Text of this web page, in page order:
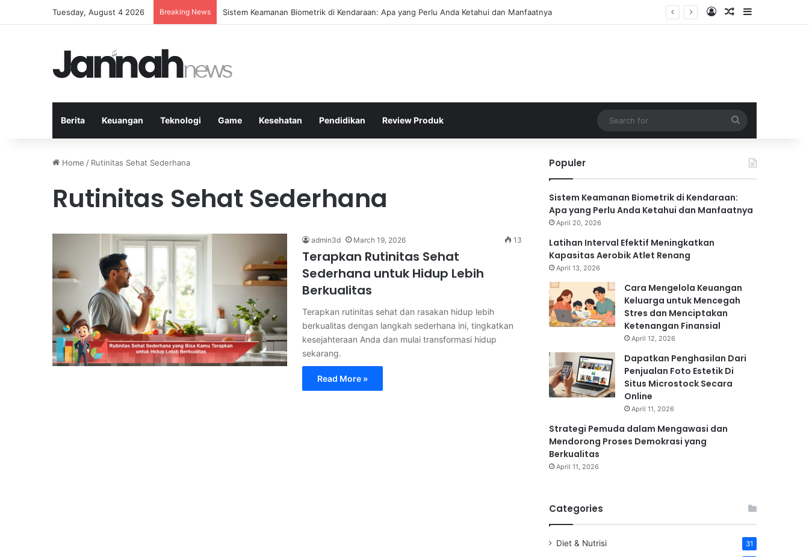
Tuesday, August 4 2026 Breaking News Latihan Interval Efektif Meningkatkan Kapasitas Aerobik Atlet Renang Log InRandom Article
Sidebar
Berita Keuangan Teknologi Game Kesehatan Pendidikan Review Produk
for
Home / Rutinitas Sehat Sederhana
Rutinitas Sehat Sederhana
admin3d March 19, 2026 13
Terapkan Rutinitas Sehat
Sederhana untuk Hidup Lebih
Berkualitas
Terapkan rutinitas sehat dan rasakan hidup lebih
berkualitas dengan langkah sederhana ini, tingkatkan
kesejahteraan Anda dan mulai transformasi hidup
sekarang.
Read More »
Populer
Sistem Keamanan Biometrik di Kendaraan:
Apa yang Perlu Anda Ketahui dan Manfaatnya
April 20, 2026
Latihan Interval Efektif Meningkatkan
Kapasitas Aerobik Atlet Renang
April 13, 2026
Cara Mengelola Keuangan
Keluarga untuk Mencegah
Stres dan Menciptakan
Ketenangan Finansial
April 12, 2026
Dapatkan Penghasilan Dari
Penjualan Foto Estetik Di
Situs Microstock Secara
Online
April 11, 2026
Strategi Pemuda dalam Mengawasi dan
Mendorong Proses Demokrasi yang
Berkualitas
April 11, 2026
Categories
Diet & Nutrisi 31